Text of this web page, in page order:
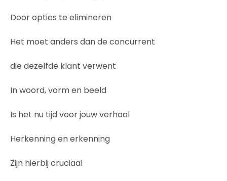
Door opties te elimineren
Het moet anders dan de concurrent
die dezelfde klant verwent
In woord, vorm en beeld
Is het nu tijd voor jouw verhaal
Herkenning en erkenning
Zijn hierbij cruciaal